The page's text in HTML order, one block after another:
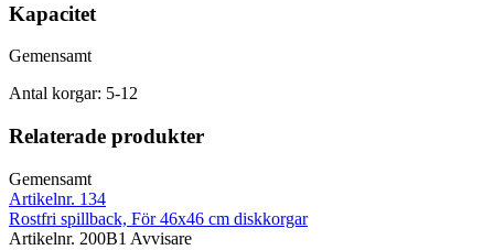
Kapacitet
Gemensamt
Antal korgar: 5-12
Relaterade produkter
Gemensamt
Artikelnr. 134
Rostfri spillback, För 46x46 cm diskkorgar
Artikelnr. 200B1 Avvisare